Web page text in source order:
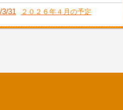
3/31 ２０２６年４月の予定